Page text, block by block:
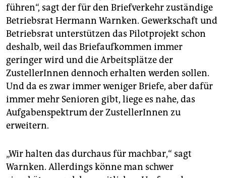
führen“, sagt der für den Briefverkehr zuständige
Betriebsrat Hermann Warnken. Gewerkschaft und
Betriebsrat unterstützen das Pilotprojekt schon
deshalb, weil das Briefaufkommen immer
geringer wird und die Arbeitsplätze der
ZustellerInnen dennoch erhalten werden sollen.
Und da es zwar immer weniger Briefe, aber dafür
immer mehr Senioren gibt, liege es nahe, das
Aufgabenspektrum der ZustellerInnen zu
erweitern.
„Wir halten das durchaus für machbar,“ sagt
Warnken. Allerdings könne man schwer